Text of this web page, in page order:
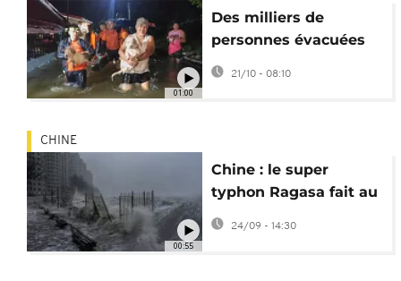
01:00
Des milliers de
personnes évacuées
alors que le typhon
21/10 - 08:10
00:55
CHINE
Chine : le super
typhon Ragasa fait au
moins 14 morts
24/09 - 14:30